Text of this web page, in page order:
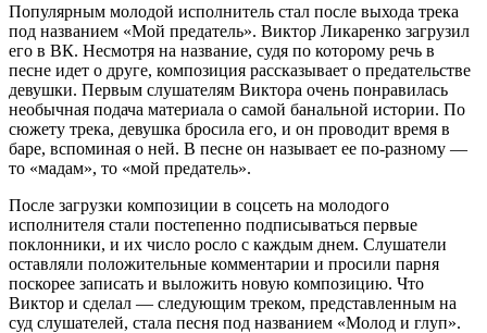
Популярным молодой исполнитель стал после выхода трека
под названием «Мой предатель». Виктор Ликаренко загрузил
его в ВК. Несмотря на название, судя по которому речь в
песне идет о друге, композиция рассказывает о предательстве
девушки. Первым слушателям Виктора очень понравилась
необычная подача материала о самой банальной истории. По
сюжету трека, девушка бросила его, и он проводит время в
баре, вспоминая о ней. В песне он называет ее по-разному —
то «мадам», то «мой предатель».
После загрузки композиции в соцсеть на молодого
исполнителя стали постепенно подписываться первые
поклонники, и их число росло с каждым днем. Слушатели
оставляли положительные комментарии и просили парня
поскорее записать и выложить новую композицию. Что
Виктор и сделал — следующим треком, представленным на
суд слушателей, стала песня под названием «Молод и глуп».